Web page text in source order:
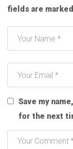
fields are marked
Save my
for the next